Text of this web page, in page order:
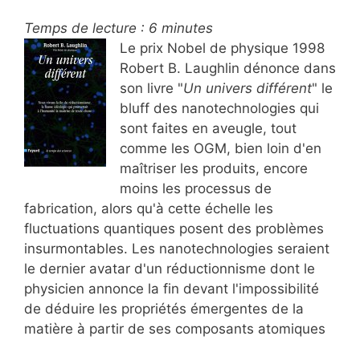
Temps de lecture : 6 minutes
Le prix Nobel de physique 1998
Robert B. Laughlin dénonce dans
son livre "Un univers différent" le
bluff des nanotechnologies qui
sont faites en aveugle, tout
comme les OGM, bien loin d'en
maîtriser les produits, encore
moins les processus de
fabrication, alors qu'à cette échelle les
fluctuations quantiques posent des problèmes
insurmontables. Les nanotechnologies seraient
le dernier avatar d'un réductionnisme dont le
physicien annonce la fin devant l'impossibilité
de déduire les propriétés émergentes de la
matière à partir de ses composants atomiques